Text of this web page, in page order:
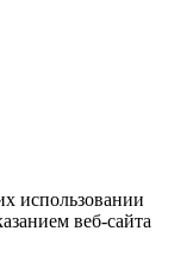
использовании
веб-сайта